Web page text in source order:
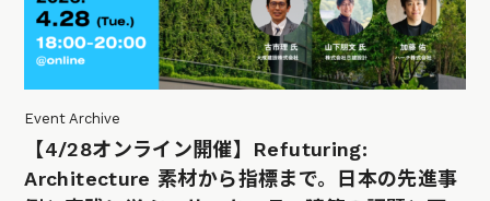
Event Archive
【4/28オンライン開催】Refuturing:
Architecture 素材から指標まで。日本の先進事